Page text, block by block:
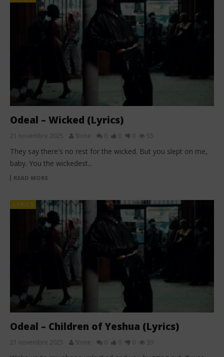
Odeal – Wicked (Lyrics)
21 novembre 2025 Stone 0 0 0 55
They say there's no rest for the wicked. But you slept on me,
baby. You the wickedest...
READ MORE
LYRICS
Odeal – Children of Yeshua (Lyrics)
21 novembre 2025 Stone 0 0 0 39